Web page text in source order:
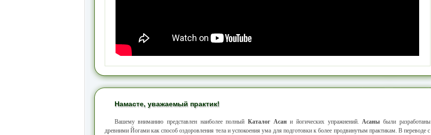
Намасте, уважаемый практик!
Вашему вниманию представлен наиболее полный Каталог Асани йогических упражнений. Асаны были разработаны
древними Йогами как способ оздоровления тела и успокоения ума для подготовки к более продвинутым практикам. В переводе с